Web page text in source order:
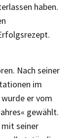
haben.
Nach seiner
im
er vom
gewählt.
seiner